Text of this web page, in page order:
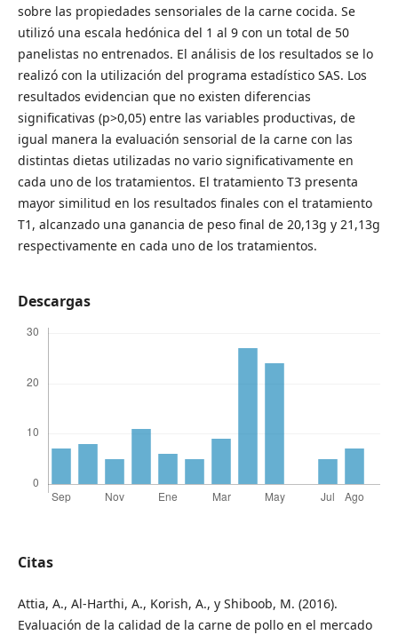
sobre las propiedades sensoriales de la carne cocida. Se
utilizó una escala hedónica del 1 al 9 con un total de 50
panelistas no entrenados. El análisis de los resultados se lo
realizó con la utilización del programa estadístico SAS. Los
resultados evidencian que no existen diferencias
significativas (p>0,05) entre las variables productivas, de
igual manera la evaluación sensorial de la carne con las
distintas dietas utilizadas no vario significativamente en
cada uno de los tratamientos. El tratamiento T3 presenta
mayor similitud en los resultados finales con el tratamiento
T1, alcanzado una ganancia de peso final de 20,13g y 21,13g
respectivamente en cada uno de los tratamientos.
Descargas
Citas
Attia, A., Al-Harthi, A., Korish, A., y Shiboob, M. (2016).
Evaluación de la calidad de la carne de pollo en el mercado